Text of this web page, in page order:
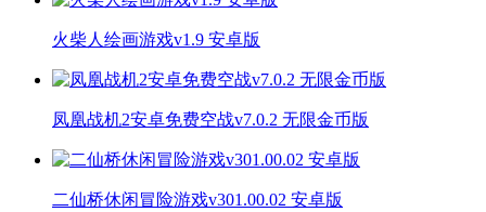
火柴人绘画游戏v1.9 安卓版
凤凰战机2安卓免费空战v7.0.2 无限金币版
二仙桥休闲冒险游戏v301.00.02 安卓版